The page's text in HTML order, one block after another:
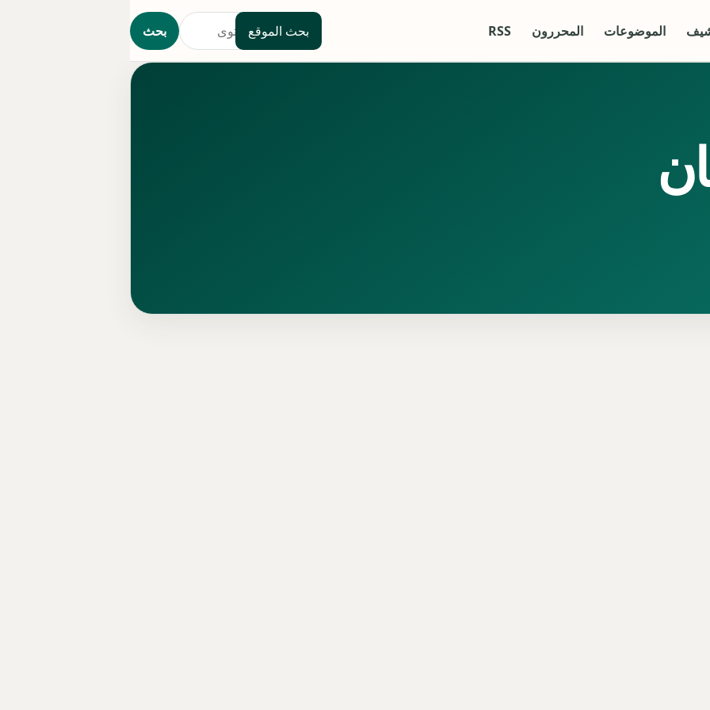
الموضوعات المحررون RSS بحث الموقع بحث